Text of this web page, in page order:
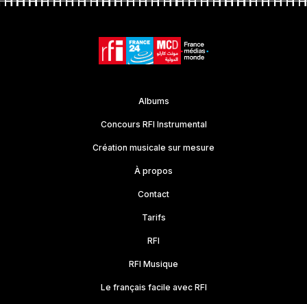
Albums
Concours RFI Instrumental
Création musicale sur mesure
À propos
Contact
Tarifs
RFI
RFI Musique
Le français facile avec RFI